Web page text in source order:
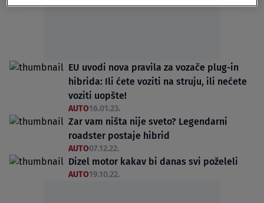
EU uvodi nova pravila za vozače plug-in
hibrida: Ili ćete voziti na struju, ili nećete
voziti uopšte!
AUTO16.01.23.
Zar vam ništa nije sveto? Legendarni
roadster postaje hibrid
AUTO07.12.22.
Dizel motor kakav bi danas svi poželeli
AUTO19.10.22.